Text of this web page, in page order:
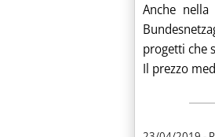
Anche
progetti che
Il prezzo